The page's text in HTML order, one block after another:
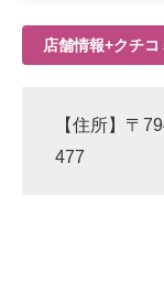
店舗情報+クチ
【住所】〒
477